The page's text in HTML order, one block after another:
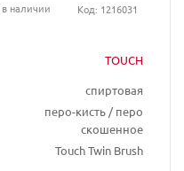
TOUCH
спиртовая
перо-кисть / перо
скошенное
Touch Twin Brush
в наличии
Код: 1216031